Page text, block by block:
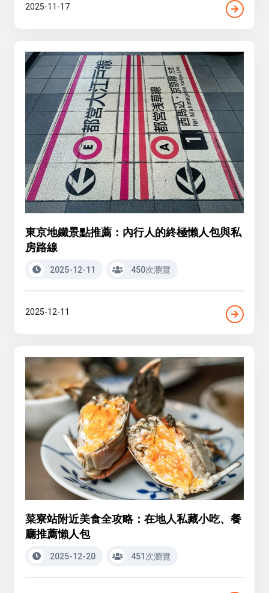
2025-11-17
東京地鐵景點推薦：內行人的終極懶人包與私
房路線
2025-12-11 450次瀏覽
2025-12-11
菜寮站附近美食全攻略：在地人私藏小吃、餐
廳推薦懶人包
2025-12-20 451次瀏覽